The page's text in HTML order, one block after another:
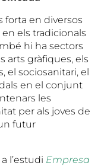
forta en diversos
els tradicionals
hi ha sectors
arts gràfiques, els
el sociosanitari, el
en el conjunt
les
per als joves de
futur
l’estudi Empresa